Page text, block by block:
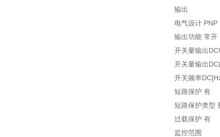
输出
电气设计 PNP
输出功能 常开
开关量输出
开关量输出
开关频率
短路保护 有
短路保护类型
过载保护 有
监控范围